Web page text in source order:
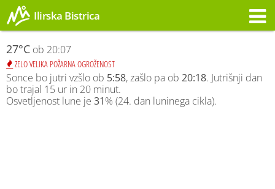
Ilirska Bistrica
27°C ob 20:07
ZELO VELIKA POŽARNA OGROŽENOST
Sonce bo jutri vzšlo ob 5:58, zašlo pa ob 20:18. Jutrišnji dan
bo trajal 15 ur in 20 minut.
Osvetljenost lune je 31% (24. dan luninega cikla).